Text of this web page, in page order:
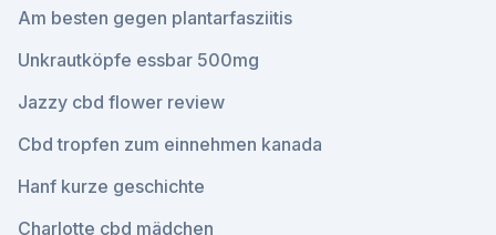
Am besten gegen plantarfasziitis
Unkrautköpfe essbar 500mg
Jazzy cbd flower review
Cbd tropfen zum einnehmen kanada
Hanf kurze geschichte
Charlotte cbd mädchen